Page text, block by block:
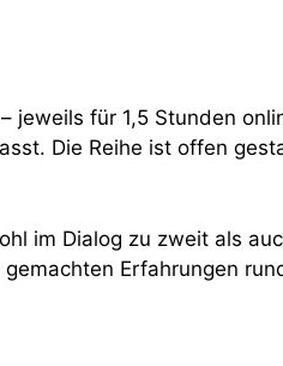
für 1,5 Stunden
Die Reihe ist offen
im Dialog zu zweit als
Erfahrungen